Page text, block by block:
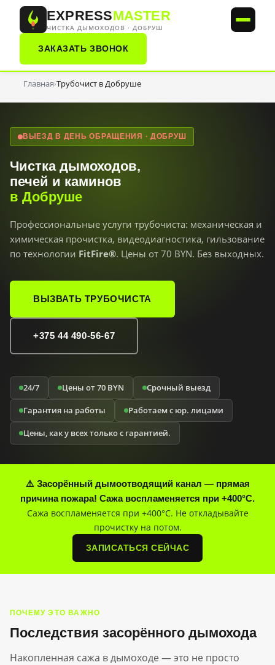
EXPRESSMASTER
ЧИСТКА ДЫМОХОДОВ · ДОБРУШ
ЗАКАЗАТЬ ЗВОНОК
Главная›Трубочист в Добруше
ВЫЕЗД В ДЕНЬ ОБРАЩЕНИЯ · ДОБРУШ
Чистка дымоходов,
печей и каминов
в Добруше
Профессиональные услуги трубочиста: механическая и
химическая прочистка, видеодиагностика, гильзование
по технологии FitFire®. Цены от 70 BYN. Без выходных.
ВЫЗВАТЬ ТРУБОЧИСТА
+375 44 490-56-67
24/7 Цены от 70 BYN Срочный выезд
Гарантия на работы Работаем с юр. лицами
Цены, как у всех только с гарантией.
⚠️ Засорённый дымоотводящий канал — прямая
причина пожара! Сажа воспламеняется при +400°C.
Сажа воспламеняется при +400°C. Не откладывайте
прочистку на потом.
ЗАПИСАТЬСЯ СЕЙЧАС
ПОЧЕМУ ЭТО ВАЖНО
Последствия засорённого дымохода
Накопленная сажа в дымоходе — это не просто